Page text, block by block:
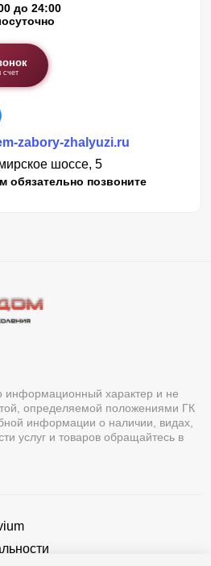
до 24:00
счет
zabory-zhalyuzi.ru
шоссе, 5
обязательно позвоните
информационный характер и не
определяемой положениями ГК
информации о наличии, видах,
услуг и товаров обращайтесь в